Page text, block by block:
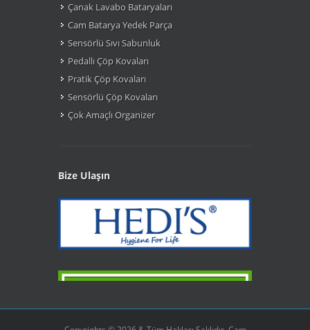
Çanak Lavabo Bataryaları
Cam Batarya Yedek Parça
Sensörlü Sıvı Sabunluk
Pedallı Çöp Kovaları
Pratik Çöp Kovaları
Sensörlü Çöp Kovaları
Çok Amaçlı Organizer
Bize Ulaşın